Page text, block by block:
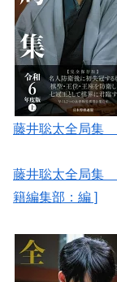
藤井聡太全局集
藤井聡太全局集
籍編集部：編 ]